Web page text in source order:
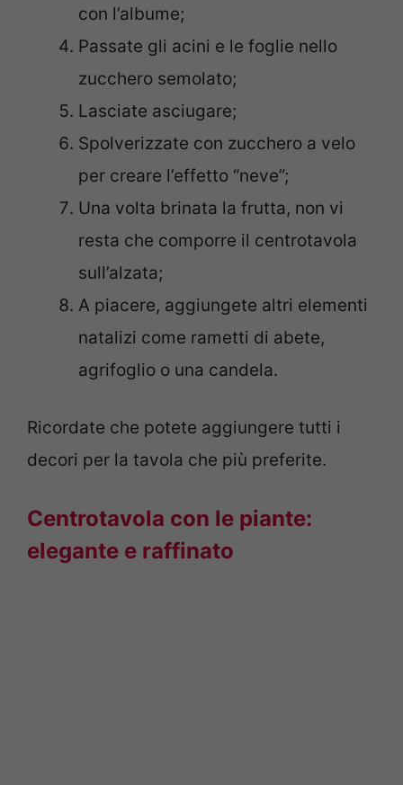
con l’albume;
Passate gli acini e le foglie nello
zucchero semolato;
Lasciate asciugare;
Spolverizzate con zucchero a velo
per creare l’effetto “neve”;
Una volta brinata la frutta, non vi
resta che comporre il centrotavola
sull’alzata;
A piacere, aggiungete altri elementi
natalizi come rametti di abete,
agrifoglio o una candela.
Ricordate che potete aggiungere tutti i
decori per la tavola che più preferite.
Centrotavola con le piante:
elegante e raffinato